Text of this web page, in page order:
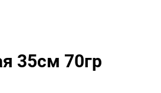
35см 70гр